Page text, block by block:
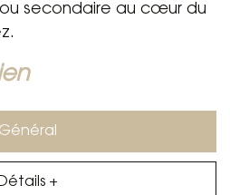
secondaire au cœur du
Général
Détails +